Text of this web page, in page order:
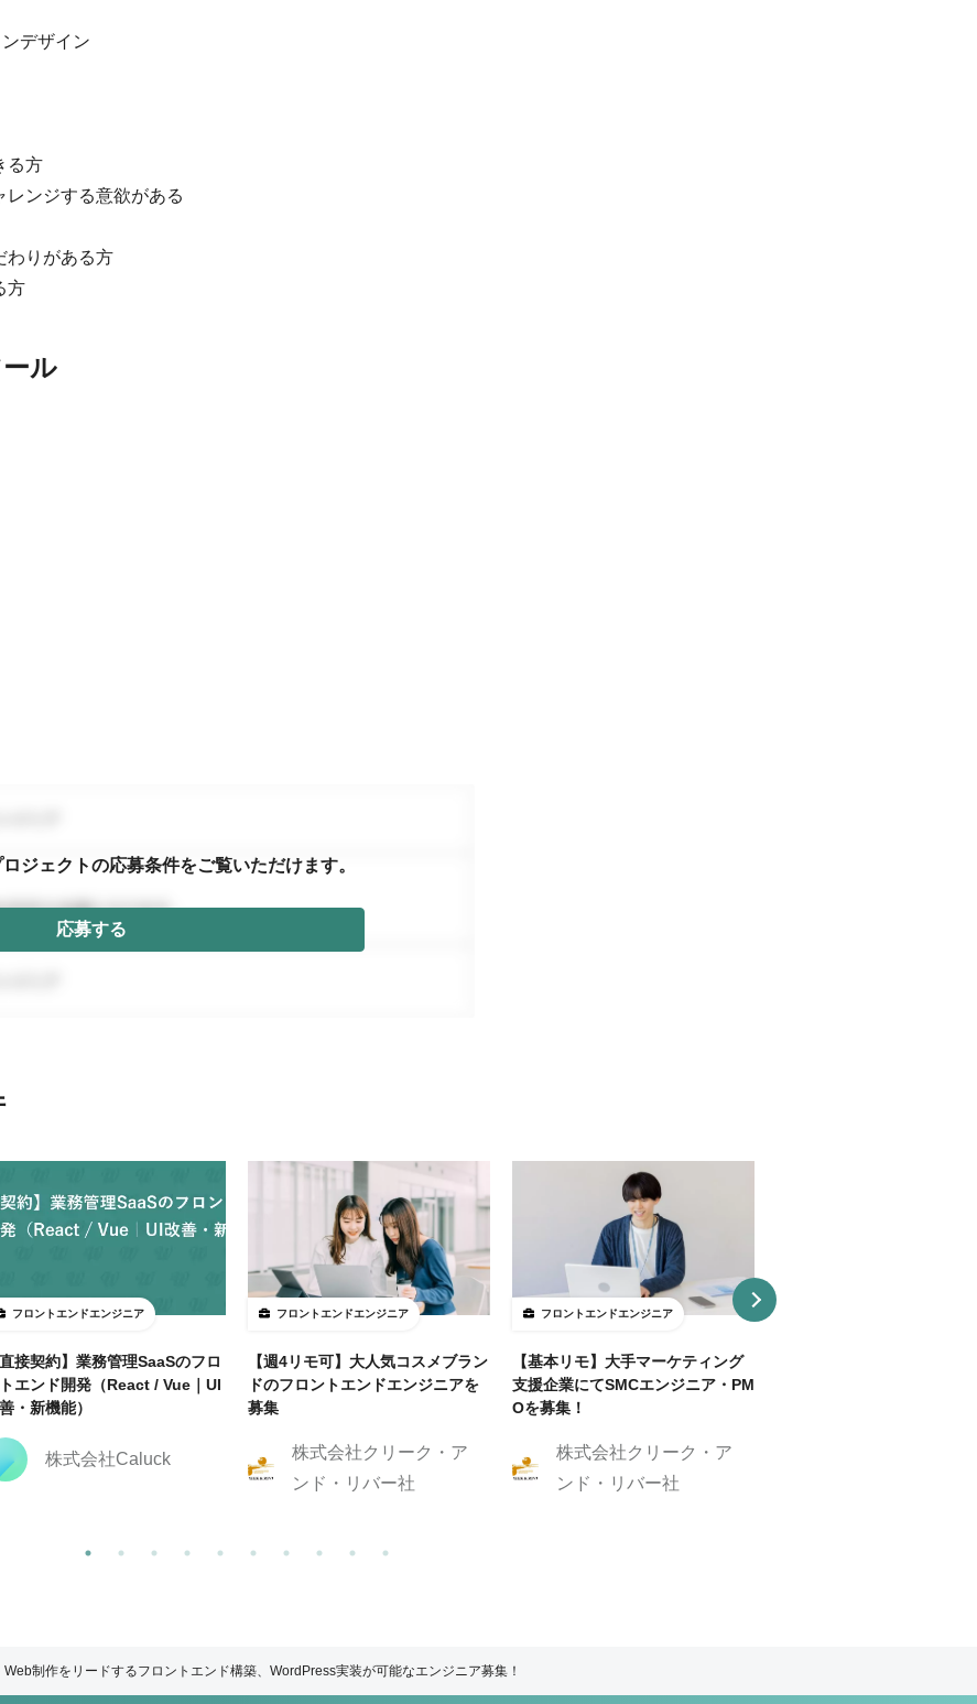
デザイン
る方
レンジする意欲がある
わりがある方
方
ル
ジェクトの応募条件をご覧いただけます。
応募する
フロントエンドエンジニア
直接契約】業務管理SaaSのフロ
エンド開発（React / Vue｜UI
・新機能）
株式会社Caluck
フロントエンドエンジニア
【週4リモ可】大人気コスメブラン
ドのフロントエンドエンジニアを
募集
株式会社クリーク・ア
ンド・リバー社
フロントエンドエンジニア
【基本リモ】大手マーケティング
支援企業にてSMCエンジニア・PM
Oを募集！
株式会社クリーク・ア
ンド・リバー社
Web制作をリードするフロントエンド構築、WordPress実装が可能なエンジニア募集！